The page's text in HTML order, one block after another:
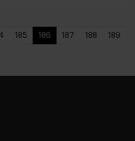
185 186 187 188 189